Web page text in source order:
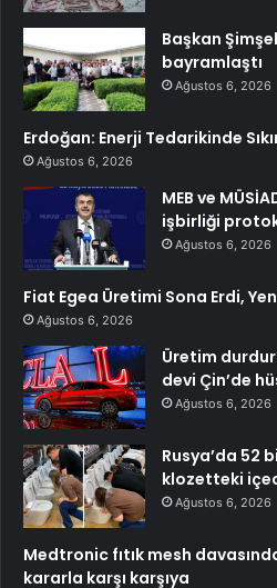
Başkan
bayramlaştı
Ağustos 6, 2026
Erdoğan: Enerji Tedarikinde
Ağustos 6, 2026
MEB ve
işbirliği
Ağustos 6, 2026
Fiat Egea Üretimi Sona Erdi,
Ağustos 6, 2026
Üretim
devi Çin’de
Ağustos 6, 2026
Rusya’da 52
klozetteki
Ağustos 6, 2026
Medtronic fıtık mesh
kararla karşı karşıya